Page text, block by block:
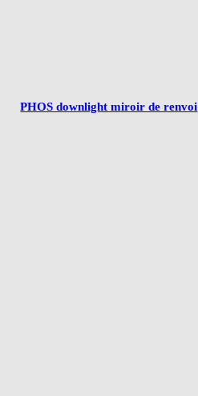
PHOS downlight miroir de renvoi